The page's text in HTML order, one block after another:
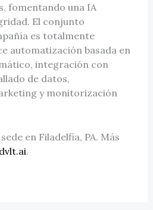
fomentando una IA
El conjunto
es totalmente
automatización basada en
integración con
de datos,
y monitorización
en Filadelfia, PA. Más
.